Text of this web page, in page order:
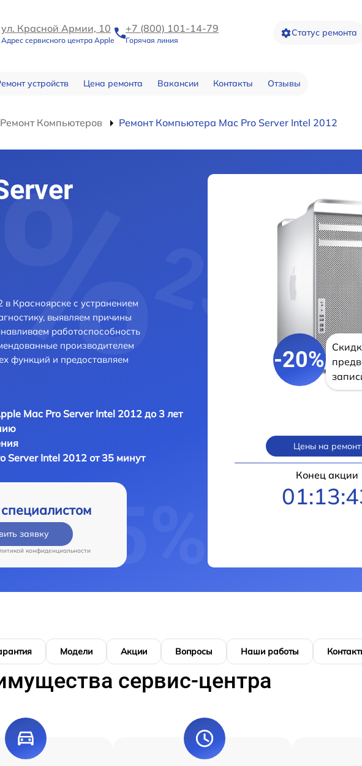
ул. Красной Армии, 10
Адрес сервисного центра Apple
+7 (800) 101-14-79
Горячая линия
Статус ремонта
устройств Цена ремонта Вакансии Контакты Отзывы
Ремонт Компьютеров Ремонт Компьютера Mac Pro Server Intel 2012
Красноярске с устранением
выявляем причины
работоспособность
производителем
функций и предоставляем
Mac Pro Server Intel 2012 до 3 лет
Server Intel 2012 от 35 минут
заявку
конфиденциальности
-20%
Цены на ремонт
Конец акции
Модели Акции Вопросы Наши работы
сервис-центра